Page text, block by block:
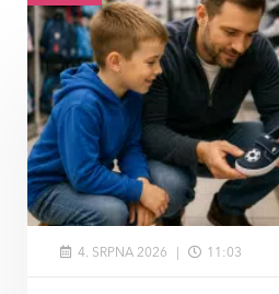
4. SRPNA 2026 11:03